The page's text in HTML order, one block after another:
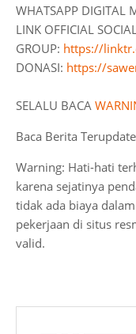
WHATSAPP DIGITAL
LINK OFFICIAL
GROUP: https://
DONASI: https://
SELALU BACA
Baca Berita
Warning: Hati-hati
karena sejatinya
tidak ada biaya
pekerjaan di situs
valid.